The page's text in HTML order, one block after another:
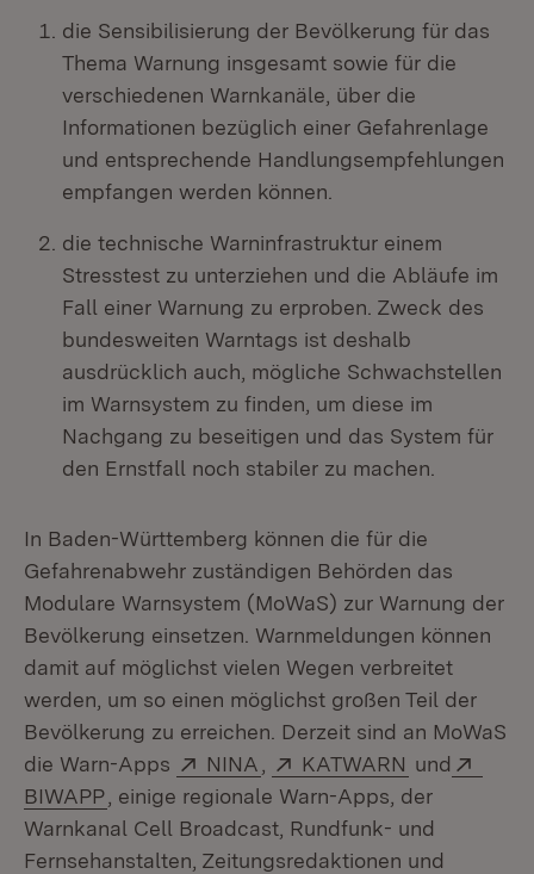
die Sensibilisierung der Bevölkerung für das
Thema Warnung insgesamt sowie für die
verschiedenen Warnkanäle, über die
Informationen bezüglich einer Gefahrenlage
und entsprechende Handlungsempfehlungen
empfangen werden können.
die technische Warninfrastruktur einem
Stresstest zu unterziehen und die Abläufe im
Fall einer Warnung zu erproben. Zweck des
bundesweiten Warntags ist deshalb
ausdrücklich auch, mögliche Schwachstellen
im Warnsystem zu finden, um diese im
Nachgang zu beseitigen und das System für
den Ernstfall noch stabiler zu machen.
In Baden-Württemberg können die für die
Gefahrenabwehr zuständigen Behörden das
Modulare Warnsystem (MoWaS) zur Warnung der
Bevölkerung einsetzen. Warnmeldungen können
damit auf möglichst vielen Wegen verbreitet
werden, um so einen möglichst großen Teil der
Bevölkerung zu erreichen. Derzeit sind an MoWaS
die Warn-Apps
Extern:
NINA (Öffnet in neuem Fenster)
Extern:
KATWARN (Öffnet in
und
BIWAPP (Öffnet in neuem Fenster)
, einige regionale Warn-Apps, der
Warnkanal Cell Broadcast, Rundfunk- und
Fernsehanstalten, Zeitungsredaktionen und